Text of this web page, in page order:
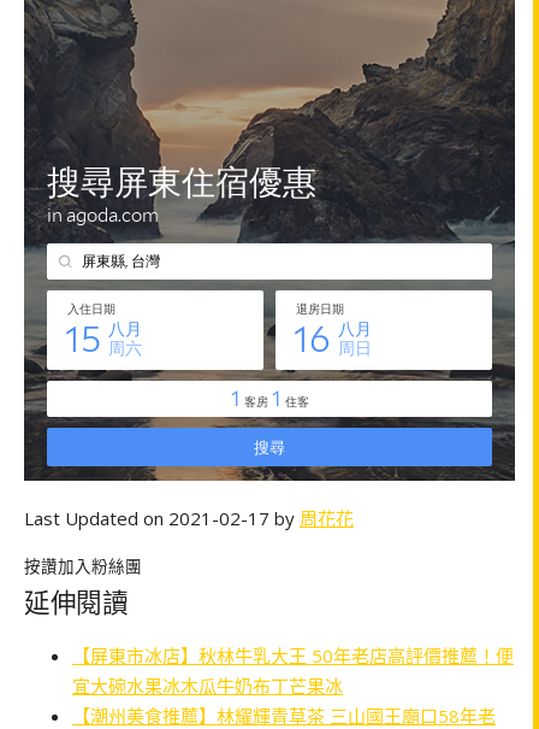
Last Updated on 2021-02-17 by 周花花
按讚加入粉絲團
延伸閱讀
【屏東市冰店】秋林牛乳大王 50年老店高評價推薦！便
宜大碗水果冰木瓜牛奶布丁芒果冰
【潮州美食推薦】林耀輝青草茶 三山國王廟口58年老